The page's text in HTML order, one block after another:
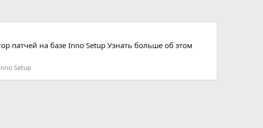
патчей на базе Inno Setup Узнать больше об этом
Setup